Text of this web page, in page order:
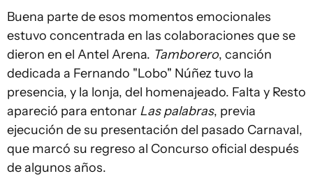
Buena parte de esos momentos emocionales
estuvo concentrada en las colaboraciones que se
dieron en el Antel Arena. Tamborero, canción
dedicada a Fernando "Lobo" Núñez tuvo la
presencia, y la lonja, del homenajeado. Falta y Resto
apareció para entonar Las palabras, previa
ejecución de su presentación del pasado Carnaval,
que marcó su regreso al Concurso oficial después
de algunos años.